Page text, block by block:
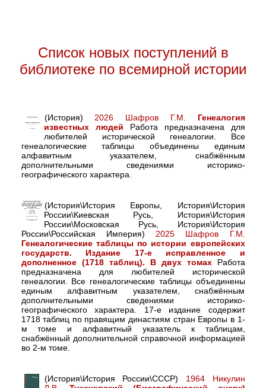
Список новых поступлений в
библиотеке по всемирной истории
(История) 2026 Шафров Г.М. Генеалогия
известных людей Работа предназначена для
любителей исторической генеалогии. Все
генеалогические таблицы объединены единым
алфавитным указателем, снабжённым
дополнительными сведениями историко-
географического характера.
(История\История Европы, История\История
России\Киевская Русь, История\История
России\Московская Русь, История\История
России\Российская Империя) 2025 Шафров Г.М.
Генеалогические таблицы по истории европейских
государств. Издание 17-е исправленное и
дополненное (1718 таблиц). В двух томахРабота
предназначена для любителей исторической
генеалогии. Все генеалогические таблицы объединены
единым алфавитным указателем, снабжённым
дополнительными сведениями историко-
географического характера. 17-е издание содержит
1718 таблиц по правящим династиям стран Европы в 1-
м томе и алфавитный указатель к таблицам,
снабжённый дополнительной справочной информацией
во 2-м томе.
(История\История России\СССР) 1964 Никулин